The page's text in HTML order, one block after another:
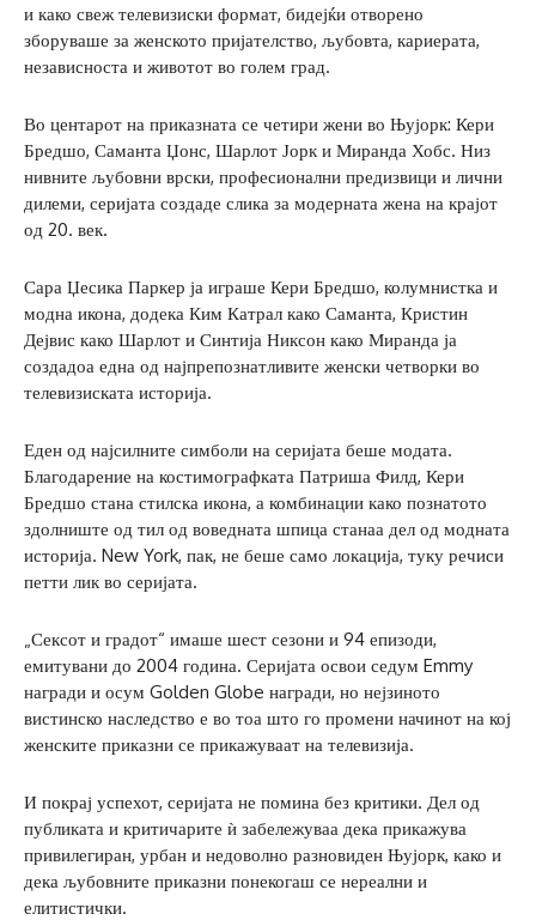
и како свеж телевизиски формат, бидејќи отворено
зборуваше за женското пријателство, љубовта, кариерата,
независноста и животот во голем град.
Во центарот на приказната се четири жени во Њујорк: Кери
Бредшо, Саманта Џонс, Шарлот Јорк и Миранда Хобс. Низ
нивните љубовни врски, професионални предизвици и лични
дилеми, серијата создаде слика за модерната жена на крајот
од 20. век.
Сара Џесика Паркер ја играше Кери Бредшо, колумнистка и
модна икона, додека Ким Катрал како Саманта, Кристин
Дејвис како Шарлот и Синтија Никсон како Миранда ја
создадоа една од најпрепознатливите женски четворки во
телевизиската историја.
Еден од најсилните симболи на серијата беше модата.
Благодарение на костимографката Патриша Филд, Кери
Бредшо стана стилска икона, а комбинации како познатото
здолниште од тил од воведната шпица станаа дел од модната
историја. New York, пак, не беше само локација, туку речиси
петти лик во серијата.
„Сексот и градот“ имаше шест сезони и 94 епизоди,
емитувани до 2004 година. Серијата освои седум Emmy
награди и осум Golden Globe награди, но нејзиното
вистинско наследство е во тоа што го промени начинот на кој
женските приказни се прикажуваат на телевизија.
И покрај успехот, серијата не помина без критики. Дел од
публиката и критичарите ѝ забележуваа дека прикажува
привилегиран, урбан и недоволно разновиден Њујорк, како и
дека љубовните приказни понекогаш се нереални и
елитистички.